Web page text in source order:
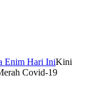
Enim Hari IniKini
Covid-19